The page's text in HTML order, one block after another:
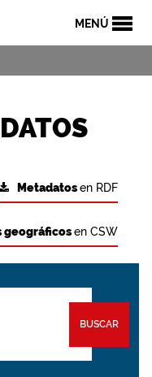
MENÚ
Metadatosen RDF
geográficosen CSW
BUSCAR